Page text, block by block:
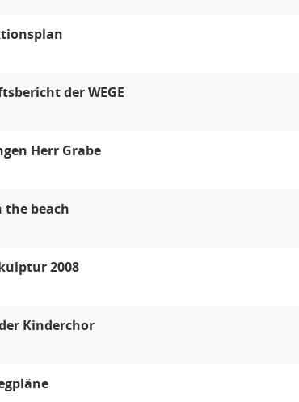
der WEGE
Herr Grabe
the beach
2008
Kinderchor